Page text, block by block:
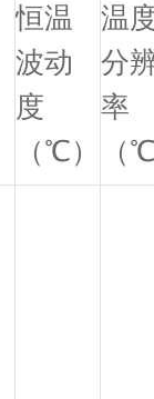
恒温
波动
度
（℃）
温
分
率
（